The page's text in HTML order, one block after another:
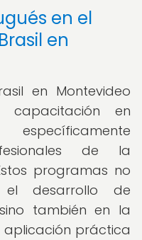
en el
en
en Montevideo
en
de la
programas no
desarrollo de
también en la
práctica